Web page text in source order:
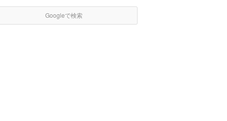
Googleで検索